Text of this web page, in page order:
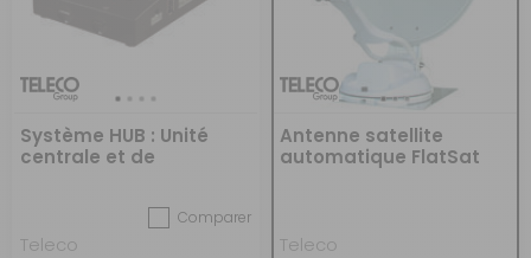
Système HUB : Unité
centrale et de
Comparer
Teleco
Antenne satellite
automatique FlatSat
Teleco